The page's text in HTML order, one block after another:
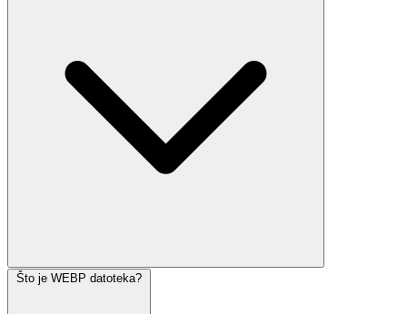
Što je WEBP datoteka?